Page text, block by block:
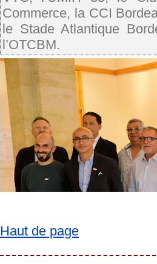
Commerce, la CCI
le Stade Atlantique
l’OTCBM.
Haut de page